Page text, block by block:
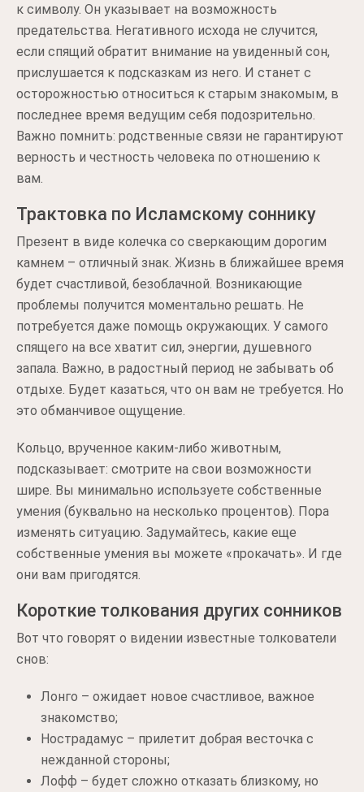
к символу. Он указывает на возможность
предательства. Негативного исхода не случится,
если спящий обратит внимание на увиденный сон,
прислушается к подсказкам из него. И станет с
осторожностью относиться к старым знакомым, в
последнее время ведущим себя подозрительно.
Важно помнить: родственные связи не гарантируют
верность и честность человека по отношению к
вам.
Трактовка по Исламскому соннику
Презент в виде колечка со сверкающим дорогим
камнем – отличный знак. Жизнь в ближайшее время
будет счастливой, безоблачной. Возникающие
проблемы получится моментально решать. Не
потребуется даже помощь окружающих. У самого
спящего на все хватит сил, энергии, душевного
запала. Важно, в радостный период не забывать об
отдыхе. Будет казаться, что он вам не требуется. Но
это обманчивое ощущение.
Кольцо, врученное каким-либо животным,
подсказывает: смотрите на свои возможности
шире. Вы минимально используете собственные
умения (буквально на несколько процентов). Пора
изменять ситуацию. Задумайтесь, какие еще
собственные умения вы можете «прокачать». И где
они вам пригодятся.
Короткие толкования других сонников
Вот что говорят о видении известные толкователи
снов:
Лонго – ожидает новое счастливое, важное
знакомство;
Нострадамус – прилетит добрая весточка с
нежданной стороны;
Лофф – будет сложно отказать близкому, но